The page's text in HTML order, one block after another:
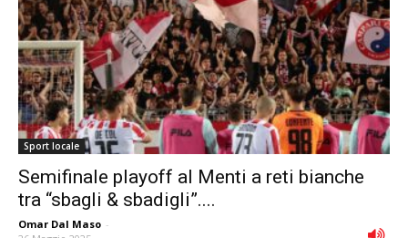
Sport locale
Semifinale playoff al Menti a reti bianche
tra “sbagli & sbadigli”....
Omar Dal Maso -